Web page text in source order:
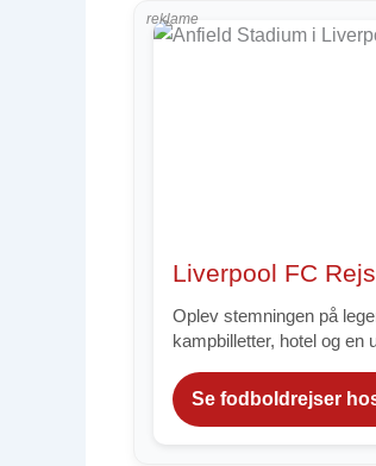
reklame
Liverpool FC
Oplev stemningen på
kampbilletter, hotel og en
Se fodboldrejser